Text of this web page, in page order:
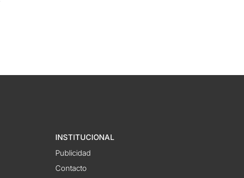
INSTITUCIONAL
Publicidad
Contacto